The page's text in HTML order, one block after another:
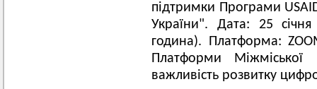
підтримки Програми
України". Дата: 25
година). Платформа:
Платформи
важливість розвитку